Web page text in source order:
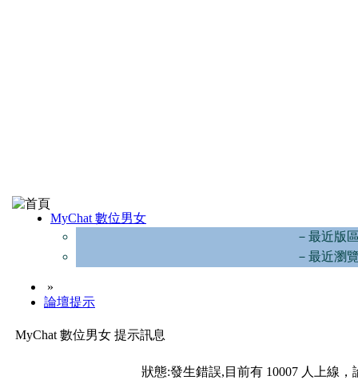
MyChat 數位男女
－最近版
－最近瀏
»
論壇提示
MyChat 數位男女 提示訊息
狀態:發生錯誤,目前有 10007 人上線